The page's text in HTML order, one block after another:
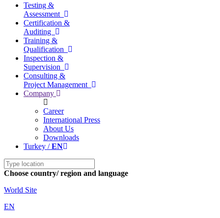
Testing &
Assessment
Certification &
Auditing
Training &
Qualification
Inspection &
Supervision
Consulting &
Project Management
Company
Career
International Press
About Us
Downloads
Turkey /EN
Choose country/ region and language
World Site
EN